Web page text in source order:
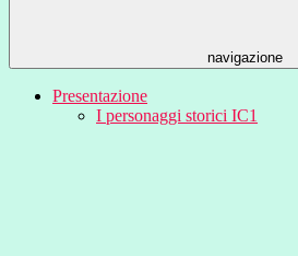
navigazione
Presentazione
I personaggi storici IC1